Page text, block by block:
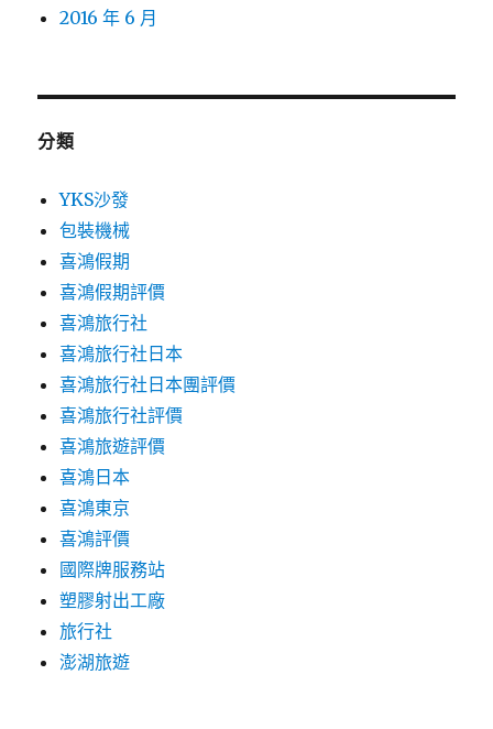
2016 年 6 月
分類
YKS沙發
包裝機械
喜鴻假期
喜鴻假期評價
喜鴻旅行社
喜鴻旅行社日本
喜鴻旅行社日本團評價
喜鴻旅行社評價
喜鴻旅遊評價
喜鴻日本
喜鴻東京
喜鴻評價
國際牌服務站
塑膠射出工廠
旅行社
澎湖旅遊